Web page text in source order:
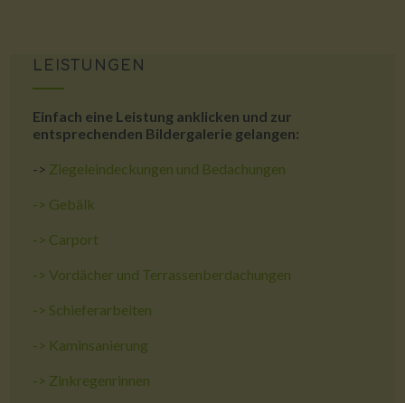
LEISTUNGEN
Einfach eine Leistung anklicken und zur
entsprechenden Bildergalerie gelangen:
-> Ziegeleindeckungen und Bedachungen
-> Gebälk
-> Carport
->Vordächer und Terrassenberdachungen
-> Schieferarbeiten
-> Kaminsanierung
-> Zinkregenrinnen